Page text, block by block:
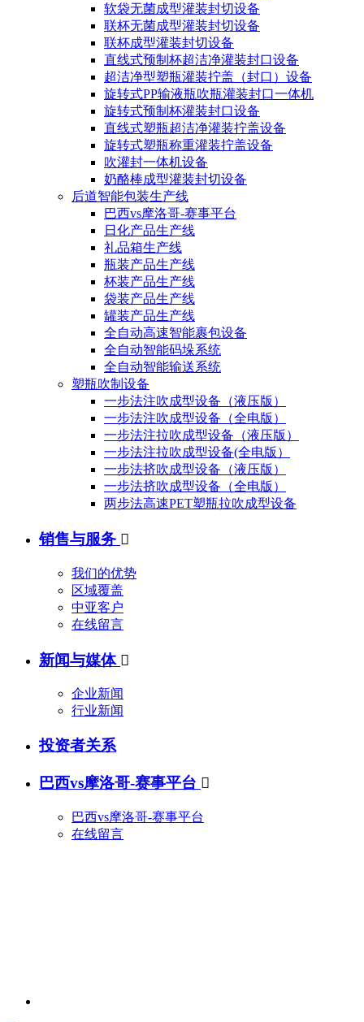
软袋无菌成型灌装封切设备
联杯无菌成型灌装封切设备
联杯成型灌装封切设备
直线式预制杯超洁净灌装封口设备
超洁净型塑瓶灌装拧盖（封口）设备
旋转式PP输液瓶吹瓶灌装封口一体机
旋转式预制杯灌装封口设备
直线式塑瓶超洁净灌装拧盖设备
旋转式塑瓶称重灌装拧盖设备
吹灌封一体机设备
奶酪棒成型灌装封切设备
后道智能包装生产线
巴西vs摩洛哥-赛事平台
日化产品生产线
礼品箱生产线
瓶装产品生产线
杯装产品生产线
袋装产品生产线
罐装产品生产线
全自动高速智能裹包设备
全自动智能码垛系统
全自动智能输送系统
塑瓶吹制设备
一步法注吹成型设备（液压版）
一步法注吹成型设备（全电版）
一步法注拉吹成型设备（液压版）
一步法注拉吹成型设备(全电版）
一步法挤吹成型设备（液压版）
一步法挤吹成型设备（全电版）
两步法高速PET塑瓶拉吹成型设备
销售与服务 
我们的优势
区域覆盖
中亚客户
在线留言
新闻与媒体 
企业新闻
行业新闻
投资者关系
巴西vs摩洛哥-赛事平台 
巴西vs摩洛哥-赛事平台
在线留言